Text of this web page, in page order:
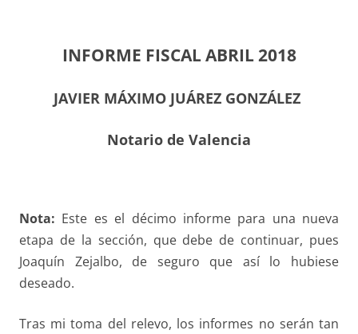
INFORME FISCAL ABRIL 2018
JAVIER MÁXIMO JUÁREZ GONZÁLEZ
Notario de Valencia
Nota: Este es el décimo informe para una nueva
etapa de la sección, que debe de continuar, pues
Joaquín Zejalbo, de seguro que así lo hubiese
deseado.
Tras mi toma del relevo, los informes no serán tan